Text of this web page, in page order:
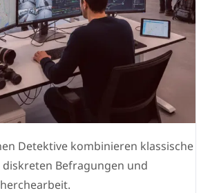
Detektive kombinieren klassische
Befragungen und